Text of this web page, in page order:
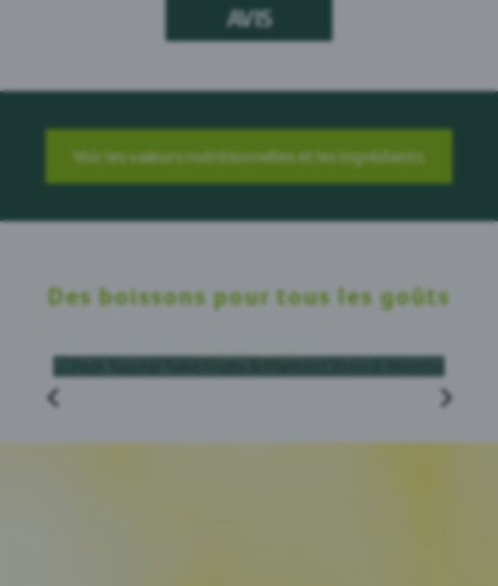
AVIS
Voir les valeurs nutritionnelles et les ingrédients
Des boissons pour tous les goûts
CITRON MENTHE